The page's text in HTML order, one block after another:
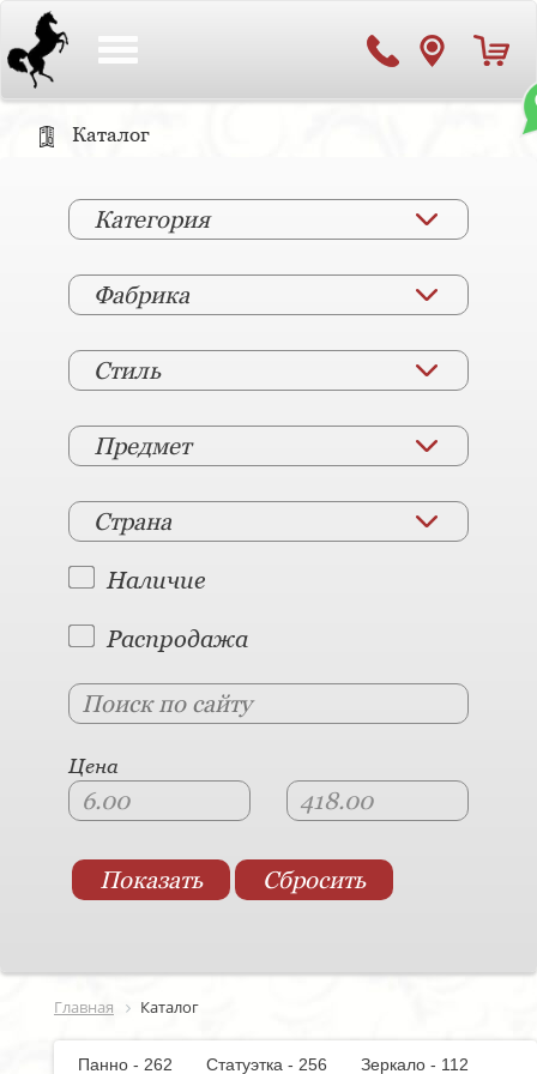
Каталог
Категория
Фабрика
Стиль
Предмет
Страна
Наличие
Распродажа
Цена
Главная Каталог
Панно - 262 Статуэтка - 256
Зеркало - 112